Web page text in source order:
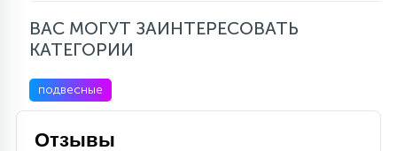
ВАС МОГУТ ЗАИНТЕРЕСОВАТЬ
КАТЕГОРИИ
подвесные
Отзывы